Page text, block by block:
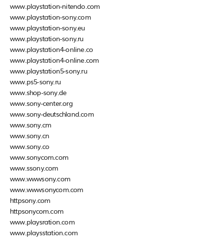
www.playstation-nitendo.com
www.playstation-sony.com
www.playstation-sony.eu
www.playstation-sony.ru
www.playstation4-online.co
www.playstation4-online.com
www.playstation5-sony.ru
www.ps5-sony.ru
www.shop-sony.de
www.sony-center.org
www.sony-deutschland.com
www.sony.cm
www.sony.cn
www.sony.co
www.sonycom.com
www.ssony.com
www.wwwsony.com
www.wwwsonycom.com
httpsony.com
httpsonycom.com
www.playsration.com
www.playsstation.com